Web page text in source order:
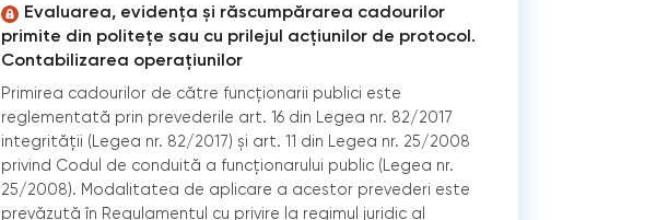
Evaluarea, evidența și răscumpărarea cadourilor
primite din politeţe sau cu prilejul acţiunilor de protocol.
Contabilizarea operațiunilor
Primirea cadourilor de către funcționarii publici este
reglementată prin prevederile art. 16 din Legea nr. 82/2017
integrităţii (Legea nr. 82/2017) şi art. 11 din Legea nr. 25/2008
privind Codul de conduită a funcţionarului public (Legea nr.
25/2008). Modalitatea de aplicare a acestor prevederi este
prevăzută în Regulamentul cu privire la regimul juridic al